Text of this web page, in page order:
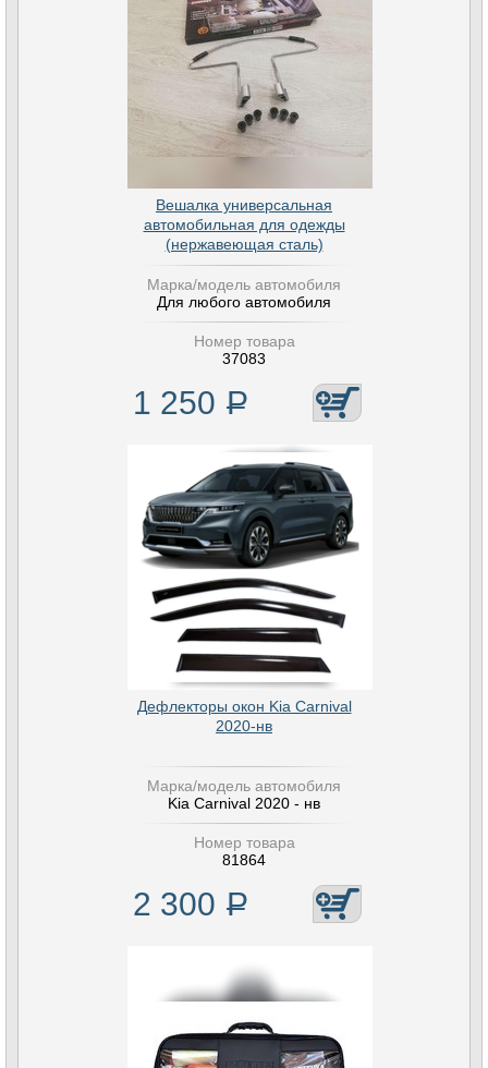
Вешалка универсальная
автомобильная для одежды
(нержавеющая сталь)
Марка/модель автомобиля
Для любого автомобиля
Номер товара
37083
1 250 Р
Дефлекторы окон Kia Carnival
2020-нв
Марка/модель автомобиля
Kia Carnival 2020 - нв
Номер товара
81864
2 300 Р